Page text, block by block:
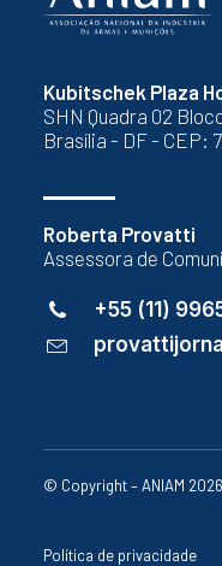
Kubitschek Plaza
SHN Quadra 02 Bloco
Brasília - DF - CEP:
Roberta Provatti
Assessora de
+55 (11)
© Copyright – ANIAM 2026
Política de privacidade